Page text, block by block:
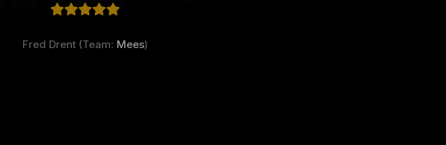
Fred Drent (Team: Mees)